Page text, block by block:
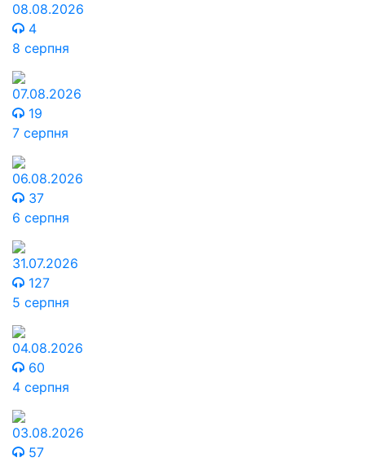
08.08.2026
4
8 серпня
07.08.2026
19
7 серпня
06.08.2026
37
6 серпня
31.07.2026
127
5 серпня
04.08.2026
60
4 серпня
03.08.2026
57